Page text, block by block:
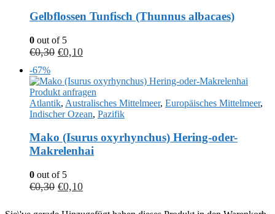
Gelbflossen Tunfisch (Thunnus albacaes)
0 out of 5
€0,30 €0,10
-67%
Produkt anfragen
Atlantik, Australisches Mittelmeer, Europäisches Mittelmeer,
Indischer Ozean, Pazifik
Mako (Isurus oxyrhynchus) Hering-oder-
Makrelenhai
0 out of 5
€0,30 €0,10